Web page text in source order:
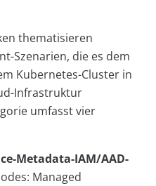
thematisieren
Szenarien, die es dem
Kubernetes-Cluster in
Infrastruktur
umfasst vier
Metadata-IAM/AAD-
Managed